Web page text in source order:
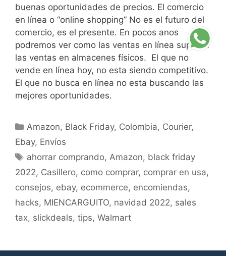
buenas oportunidades de precios. El comercio
en línea o “online shopping” No es el futuro del
comercio, es el presente. En pocos anos
podremos ver como las ventas en línea superan
las ventas en almacenes físicos. El que no
vende en línea hoy, no esta siendo competitivo.
El que no busca en línea no esta buscando las
mejores oportunidades.
Amazon, Black Friday, Colombia, Courier,
Ebay, Envíos
ahorrar comprando, Amazon, black friday
2022, Casillero, como comprar, comprar en usa,
consejos, ebay, ecommerce, encomiendas,
hacks, MIENCARGUITO, navidad 2022, sales
tax, slickdeals, tips, Walmart